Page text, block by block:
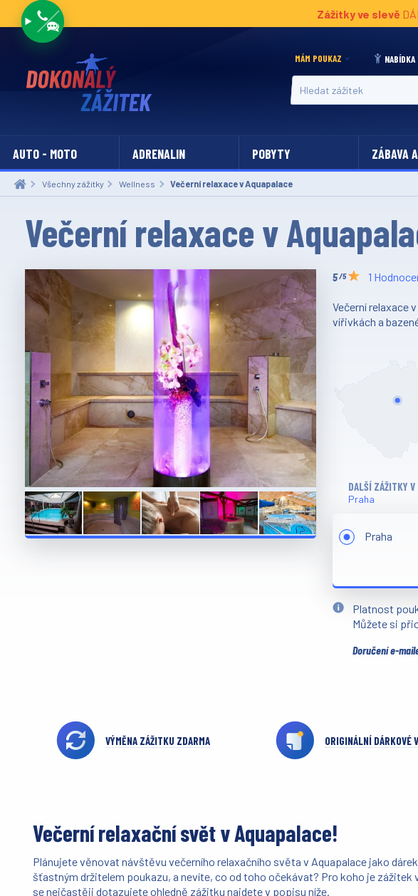
Zážitky ve slevě
MÁM POUKAZ
Hledat zážitek
AUTO - MOTO ADRENALIN POBYTY ZÁBAVA
Všechny zážitky Wellness Aktuální:
Večerní relaxace v Aquapalace
Večerní relaxace v
/5 1
Večerní relaxace
vířivkách a
DALŠÍ ZÁŽITKY
Praha
Praha
Platnost
Můžete si
Doručení e-
VÝMĚNA ZÁŽITKU ZDARMA ORIGINÁLNÍ DÁRKOVÉ
Večerní relaxační svět v Aquapalace!
Plánujete věnovat návštěvu večerního relaxačního světa v Aquapalace jako
šťastným držitelem poukazu, a nevíte, co od toho očekávat? Pro koho je zážitek
se nejčastěji dotazujete ohledně zážitku najdete v popisu níže.